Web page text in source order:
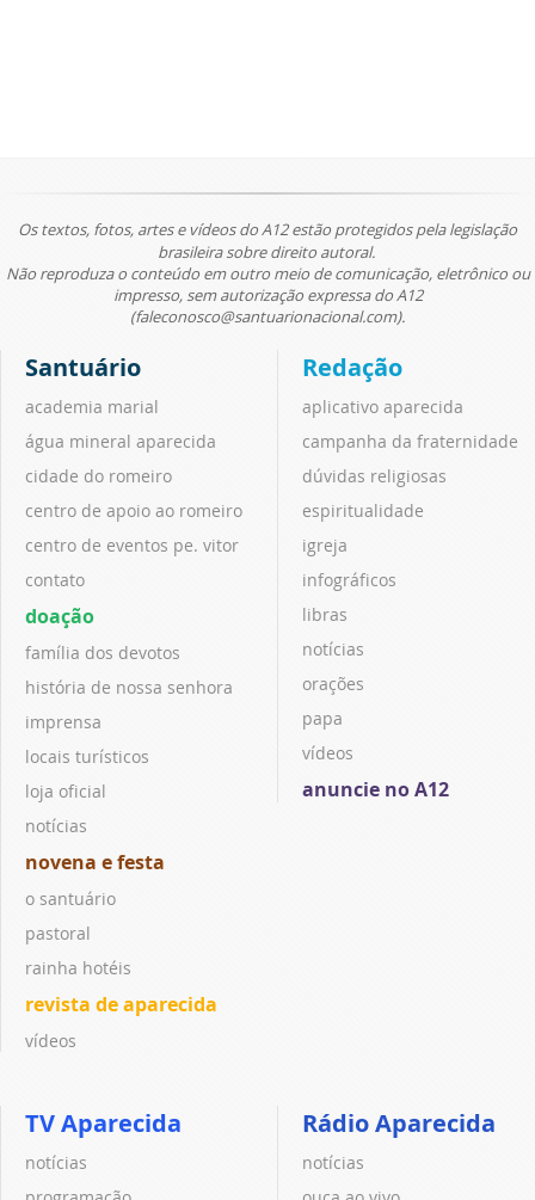
Os textos, fotos, artes e vídeos do A12 estão protegidos pela legislação
brasileira sobre direito autoral.
Não reproduza o conteúdo em outro meio de comunicação, eletrônico ou
impresso, sem autorização expressa do A12
(faleconosco@santuarionacional.com).
Santuário
academia marial
água mineral aparecida
cidade do romeiro
centro de apoio ao romeiro
centro de eventos pe. vitor
contato
doação
família dos devotos
história de nossa senhora
imprensa
locais turísticos
loja oficial
notícias
novena e festa
o santuário
pastoral
rainha hotéis
revista de aparecida
vídeos
Redação
aplicativo aparecida
campanha da fraternidade
dúvidas religiosas
espiritualidade
igreja
infográficos
libras
notícias
orações
papa
vídeos
anuncie no A12
TV Aparecida
notícias
Rádio Aparecida
notícias